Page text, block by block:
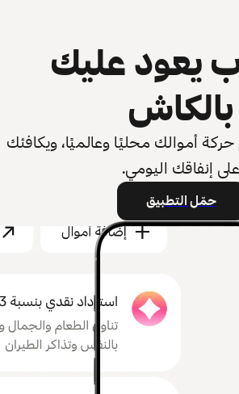
يعود عليك
بالكاش
أموالك محليًا وعالميًا، ويكافئك
على إنفاقك اليومي.
حمّل التطبيق